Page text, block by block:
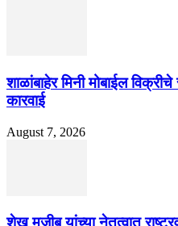
शाळांबाहेर मिनी मोबाईल
कारवाई
August 7, 2026
शेख मुजीब यांच्या नेतृत्वात